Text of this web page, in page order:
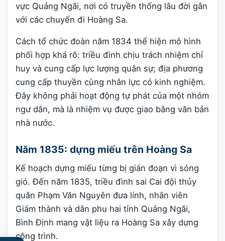
vực Quảng Ngãi, nơi có truyền thống lâu đời gắn
với các chuyến đi Hoàng Sa.
Cách tổ chức đoàn năm 1834 thể hiện mô hình
phối hợp khá rõ: triều đình chịu trách nhiệm chỉ
huy và cung cấp lực lượng quân sự; địa phương
cung cấp thuyền cùng nhân lực có kinh nghiệm.
Đây không phải hoạt động tự phát của một nhóm
ngư dân, mà là nhiệm vụ được giao bằng văn bản
nhà nước.
Năm 1835: dựng miếu trên Hoàng Sa
Kế hoạch dựng miếu từng bị gián đoạn vì sóng
gió. Đến năm 1835, triều đình sai Cai đội thủy
quân Phạm Văn Nguyên đưa lính, nhân viên
Giám thành và dân phu hai tỉnh Quảng Ngãi,
Bình Định mang vật liệu ra Hoàng Sa xây dựng
công trình.